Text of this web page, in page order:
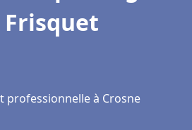
à Crosne